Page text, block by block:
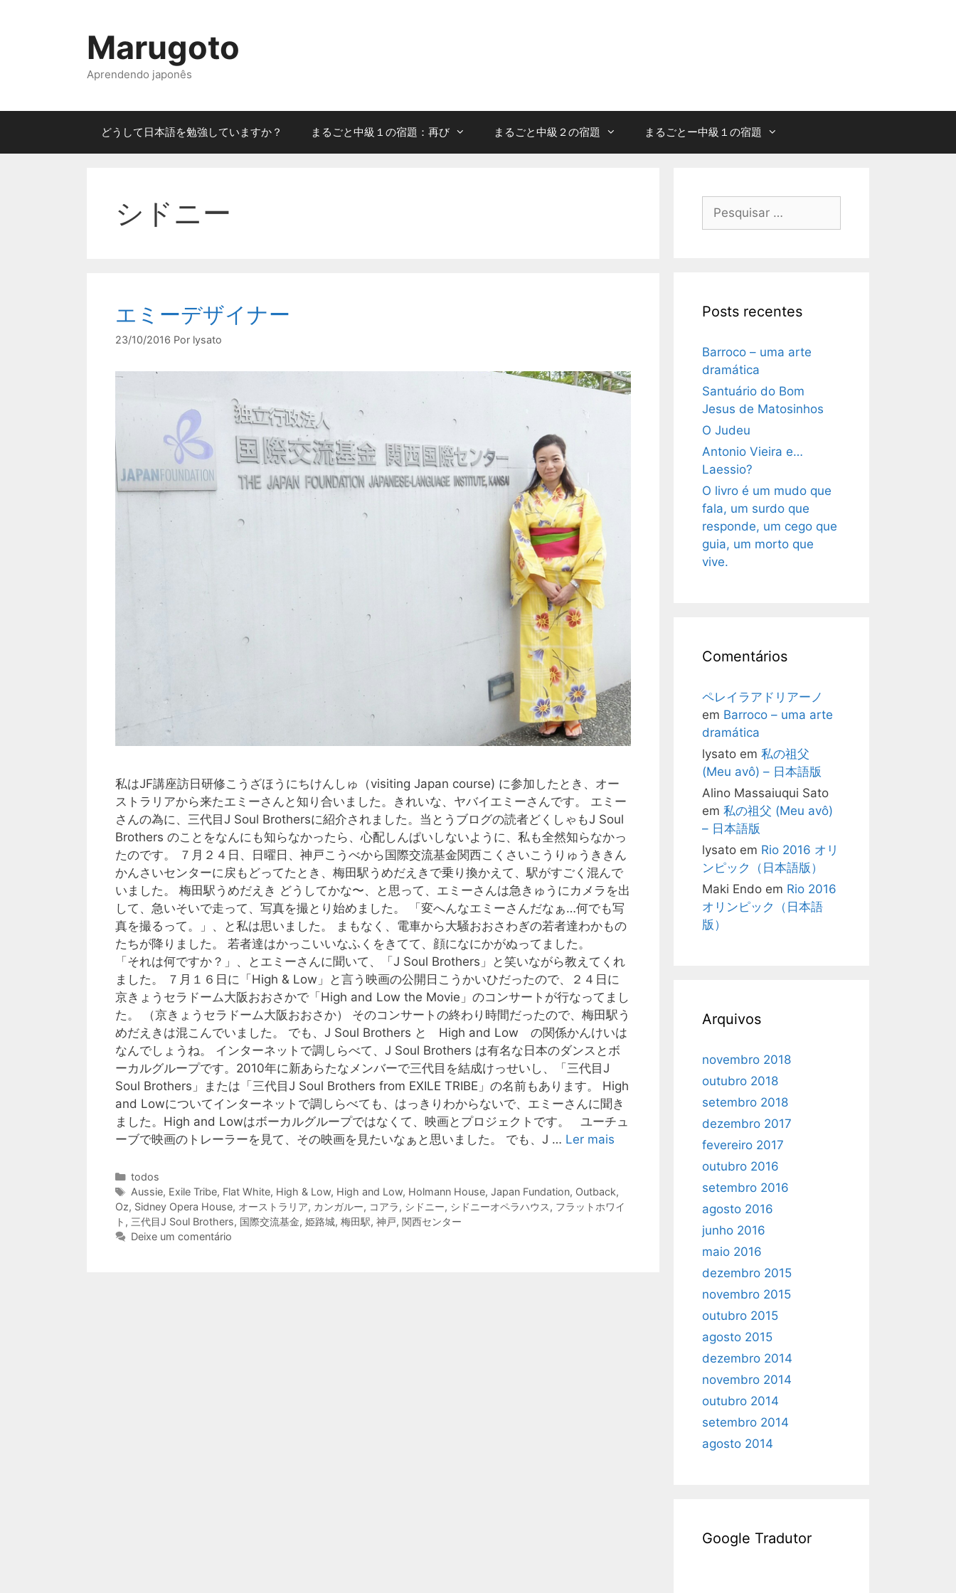
Marugoto
Aprendendo japonês
どうして日本語を勉強していますか？ まるごと中級１の宿題：再び まるごと中級２の宿題 まるごとー中級１の宿題
シドニー
エミーデザイナー
23/10/2016 Por lysato
私はJF講座訪日研修こうざほうにちけんしゅ（visiting Japan course) に参加したとき、オー
ストラリアから来たエミーさんと知り合いました。きれいな、ヤバイエミーさんです。 エミー
さんの為に、三代目J Soul Brothersに紹介されました。当とうブログの読者どくしゃもJ Soul
Brothers のことをなんにも知らなかったら、心配しんぱいしないように、私も全然知らなかっ
たのです。 ７月２４日、日曜日、神戸こうべから国際交流基金関西こくさいこうりゅうききん
かんさいセンターに戻もどってたとき、梅田駅うめだえきで乗り換かえて、駅がすごく混んで
いました。 梅田駅うめだえき どうしてかな〜、と思って、エミーさんは急きゅうにカメラを出
して、急いそいで走って、写真を撮とり始めました。 「変へんなエミーさんだなぁ…何でも写
真を撮るって。」、と私は思いました。 まもなく、電車から大騒おおさわぎの若者達わかもの
たちが降りました。 若者達はかっこいいなふくをきてて、顔になにかがぬってました。
「それは何ですか？」、とエミーさんに聞いて、「J Soul Brothers」と笑いながら教えてくれ
ました。 ７月１６日に「High & Low」と言う映画の公開日こうかいひだったので、２４日に
京きょうセラドーム大阪おおさかで「High and Low the Movie」のコンサートが行なってまし
た。 （京きょうセラドーム大阪おおさか） そのコンサートの終わり時間だったので、梅田駅う
めだえきは混こんでいました。 でも、J Soul Brothers と High and Low の関係かんけいは
なんでしょうね。 インターネットで調しらべて、J Soul Brothers は有名な日本のダンスとボ
ーカルグループです。2010年に新あらたなメンバーで三代目を結成けっせいし、「三代目J
Soul Brothers」または「三代目J Soul Brothers from EXILE TRIBE」の名前もあります。 High
and Lowについてインターネットで調しらべても、はっきりわからないで、エミーさんに聞き
ました。High and Lowはボーカルグループではなくて、映画とプロジェクトです。 ユーチュ
ーブで映画のトレーラーを見て、その映画を見たいなぁと思いました。 でも、J … Ler mais
Categorias
todos
Tags
Aussie, Exile Tribe, Flat White, High & Low, High and Low, Holmann House, Japan Fundation, Outback,
Oz, Sidney Opera House, オーストラリア, カンガルー, コアラ, シドニー, シドニーオペラハウス, フラットホワイ
ト , 三代目J Soul Brothers, 国際交流基金, 姫路城, 梅田駅, 神戸, 関西センター
Deixe um comentário
Pesquisar
Posts recentes
Barroco – uma arte
dramática
Santuário do Bom
Jesus de Matosinhos
O Judeu
Antonio Vieira e…
Laessio?
O livro é um mudo que
fala, um surdo que
responde, um cego que
guia, um morto que
vive.
Comentários
ペレイラアドリアーノ
em Barroco – uma arte
dramática
lysato em 私の祖父
(Meu avô) – 日本語版
Alino Massaiuqui Sato
em 私の祖父 (Meu avô)
– 日本語版
lysato em Rio 2016 オリ
ンピック（日本語版）
Maki Endo em Rio 2016
オリンピック（日本語
版）
Arquivos
novembro 2018
outubro 2018
setembro 2018
dezembro 2017
fevereiro 2017
outubro 2016
setembro 2016
agosto 2016
junho 2016
maio 2016
dezembro 2015
novembro 2015
outubro 2015
agosto 2015
dezembro 2014
novembro 2014
outubro 2014
setembro 2014
agosto 2014
Google Tradutor